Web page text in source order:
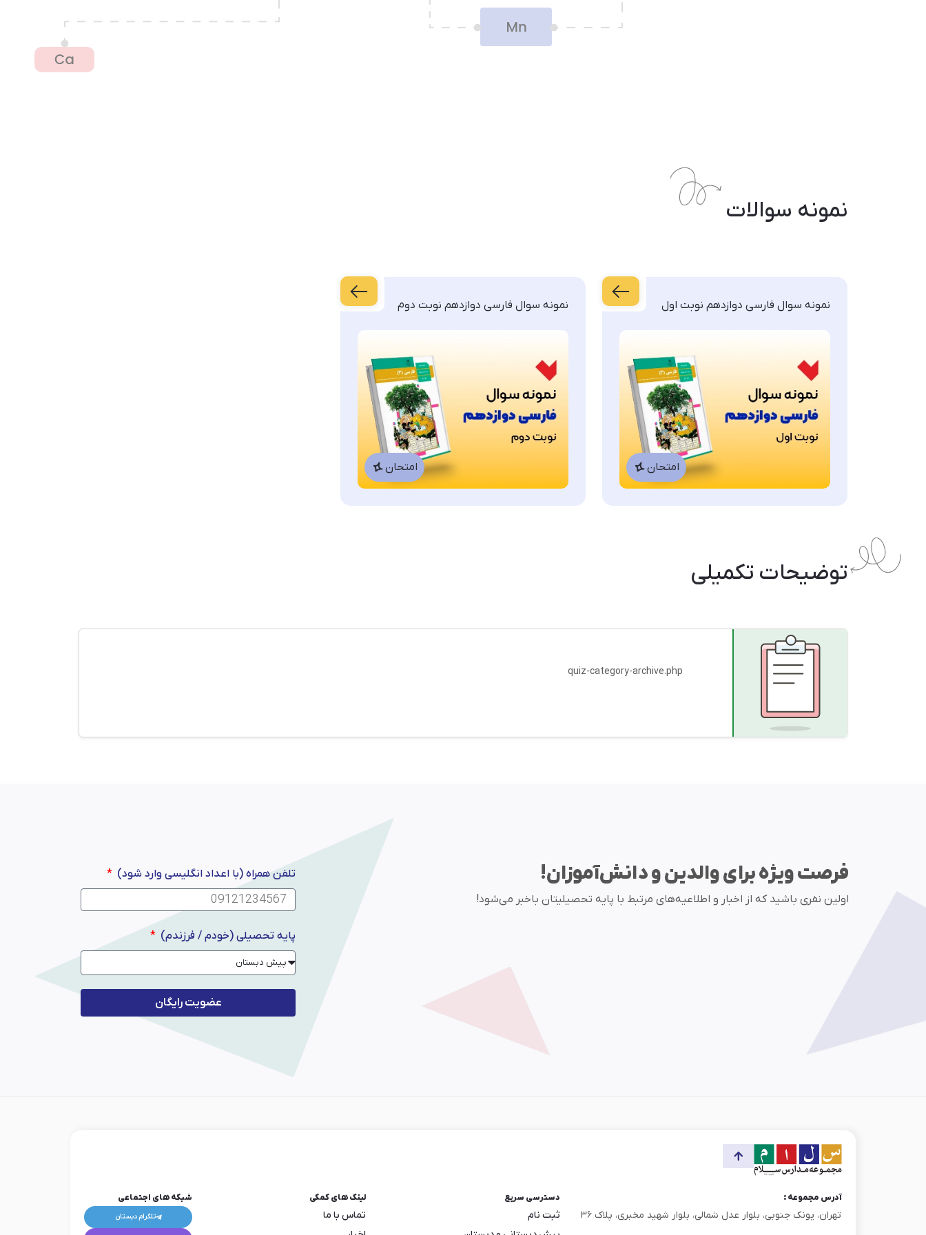
نمونه سوالات
نمونه سوال فارسی دوازدهم نوبت اول
امتحان
نمونه سوال فارسی دوازدهم نوبت دوم
امتحان
توضیحات تکمیلی
quiz-category-archive.php
فرصت ویژه برای والدین و دانش‌آموزان!
اولین نفری باشید که از اخبار و اطلاعیه‌های مرتبط با پایه تحصیلیتان باخبر می‌شود!
تلفن همراه (با اعداد انگلیسی وارد شود)
پایه تحصیلی (خودم / فرزندم)
عضویت رایگان
آدرس مجموعه :
تهران، پونک جنوبی، بلوار عدل شمالی، بلوار شهید مخبری، پلاک ۳۶
دسترسی سریع
ثبت نام
لینک های کمکی
تماس با ما
شبکه های اجتماعی
تلگرام دبستان